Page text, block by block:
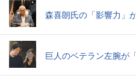
森喜朗氏の「影響力」
巨人のベテラン左腕が